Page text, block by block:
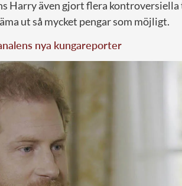
Harry även gjort flera
ut så mycket pengar som möjligt.
nya kungareporter